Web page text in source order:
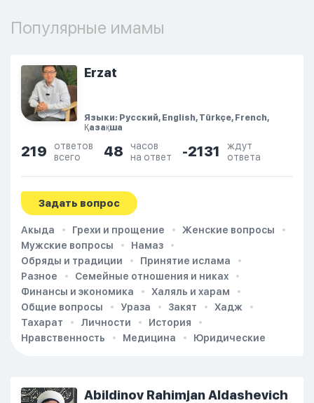
Популярные имамы
Erzat
Языки: Русский, English, Türkçe, French,
Қазақша
219
ответов
всего
48
часов
на ответ
-2131
ждут
ответа
Задать вопрос
Акыда Грехи и прощение
Женские вопросы
Мужские вопросы
Намаз
Обряды и традиции
Принятие ислама
Разное
Семейные отношения и никах
Финансы и экономика
Халяль и харам
Общие вопросы
Ураза Закят
Хадж
Тахарат
Личности
История
Нравственность
Медицина Юридические
Abildinov Rahimjan Aldashevich